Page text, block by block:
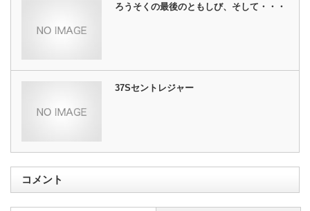
ろうそくの最後のともしび、そして・・・
37Sセントレジャー
コメント